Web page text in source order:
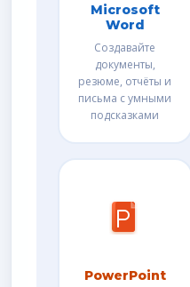
Microsoft
Word
Создавайте
документы,
резюме, отчёты и
письма с умными
подсказками
PowerPoint